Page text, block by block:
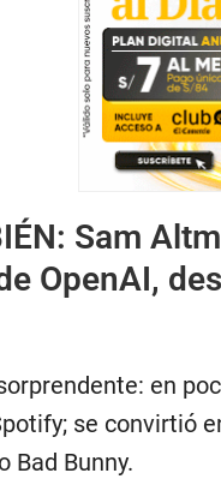
Sam
OpenAI,
en
se convirtió
Bad Bunny.